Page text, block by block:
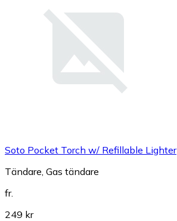
Soto Pocket Torch w/ Refillable Lighter
Tändare, Gas tändare
fr.
249 kr